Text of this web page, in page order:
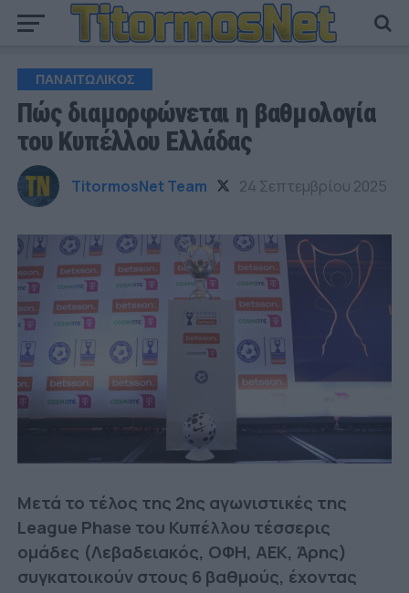
ΠΑΝΑΙΤΩΛΙΚΟΣ
Πώς διαμορφώνεται η βαθμολογία
του Κυπέλλου Ελλάδας
TitormosNet Team 24 Σεπτεμβρίου 2025
Μετά το τέλος της 2ης αγωνιστικές της
League Phase του Κυπέλλου τέσσερις
ομάδες (Λεβαδειακός, ΟΦΗ, ΑΕΚ, Άρης)
συγκατοικούν στους 6 βαθμούς, έχοντας